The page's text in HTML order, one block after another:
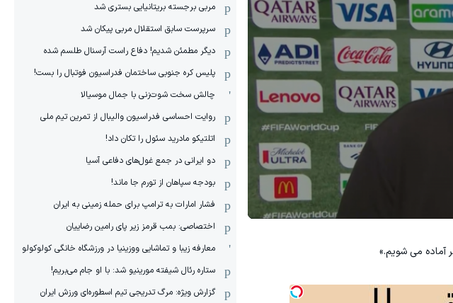
آماده می شویم.»
مربی برجسته بریتانیایی بستری شد
سرپرست سابق استقلال مربی پیکان شد
دیگر مطمئن شدیم! دفاع راست آرسنال طلسم شده
پلیس کره ‌جنوبی ساختمان فدراسیون فوتبال را بست!
چالش سخت شوت‌زنی با جمال موسیالا
روایت احساسی فدراسیون والیبال از تمرین تیم ملی
اتلتیکو مادرید سئول را تکان داد!
دو ایرانی در جمع غول‌های دفاعی آسیا
بودجه سپاهان از تورم جا ماند!
فشار امارات به ترامپ برای حمله زمینی به ایران
اختصاصی: بمب قرمز زیر پای رامین رضاییان
معارفه زیبا و تماشایی ووزینیا در ورزشگاه خانگی کولوکولو
ستاره رئال شیفته مورینیو شد: با او جام می‌بریم!
گزارش ویژه: مرگ تدریجی تیم اسطوره‌ای ورزش ایران